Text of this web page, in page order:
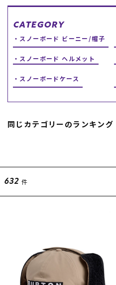
CATEGORY
ファッションTOP
サーフTOP
スケートTOP
ブランド一覧
中古/アウトレット スノ
CATEGORY
スノーボード ビーニー/帽子
スノーボード ヘルメット
スノーボードケース
同じカテゴリーのランキング
632 件